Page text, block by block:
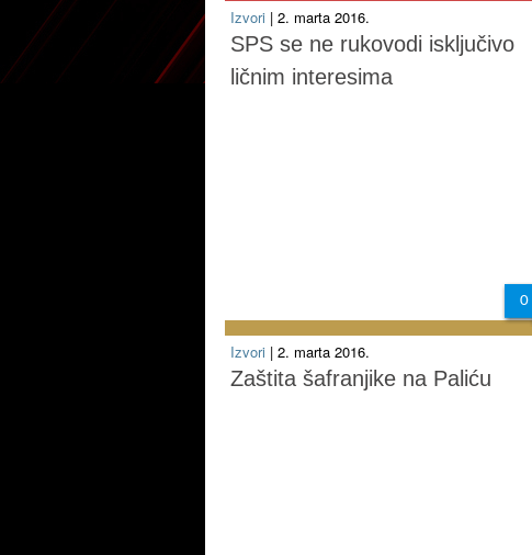
Izvori | 2. marta 2016.
SPS se ne rukovodi isključivo
ličnim interesima
0
Izvori | 2. marta 2016.
Zaštita šafranjike na Paliću